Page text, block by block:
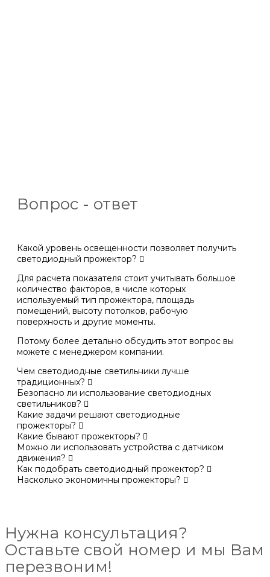
Вопрос - ответ
Какой уровень освещенности позволяет получить
светодиодный прожектор?
Для расчета показателя стоит учитывать большое
количество факторов, в числе которых
используемый тип прожектора, площадь
помещений, высоту потолков, рабочую
поверхность и другие моменты.
Потому более детально обсудить этот вопрос вы
можете с менеджером компании.
Чем светодиодные светильники лучше
традиционных?
Безопасно ли использование светодиодных
светильников?
Какие задачи решают светодиодные
прожекторы?
Какие бывают прожекторы?
Можно ли использовать устройства с датчиком
движения?
Как подобрать светодиодный прожектор?
Насколько экономичны прожекторы?
Нужна консультация?
Оставьте свой номер и мы Вам
перезвоним!